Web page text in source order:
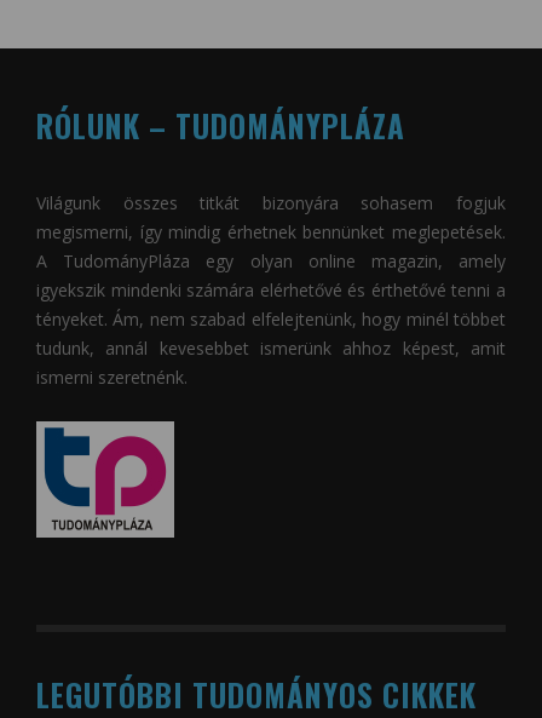
RÓLUNK – TUDOMÁNYPLÁZA
Világunk összes titkát bizonyára sohasem fogjuk
megismerni, így mindig érhetnek bennünket meglepetések.
A TudományPláza egy olyan online magazin, amely
igyekszik mindenki számára elérhetővé és érthetővé tenni a
tényeket. Ám, nem szabad elfelejtenünk, hogy minél többet
tudunk, annál kevesebbet ismerünk ahhoz képest, amit
ismerni szeretnénk.
LEGUTÓBBI TUDOMÁNYOS CIKKEK